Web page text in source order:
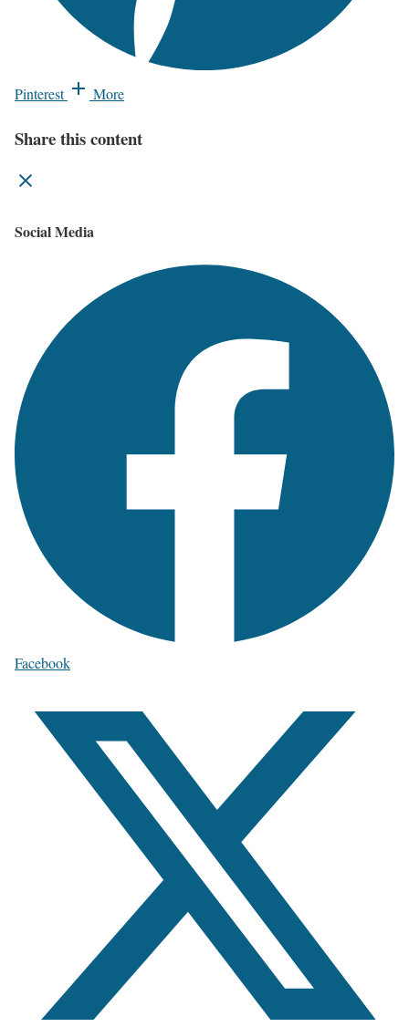
Pinterest More
Share this content
Social Media
Facebook